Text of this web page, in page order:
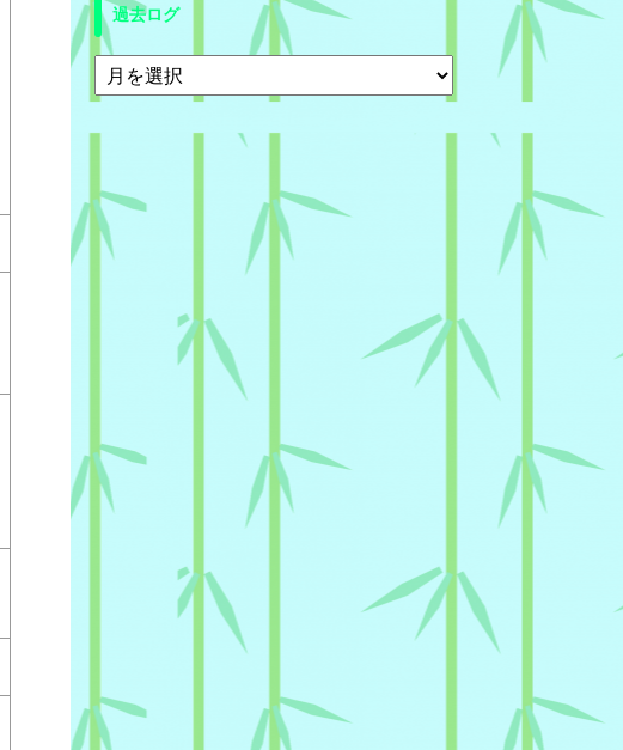
過去ログ